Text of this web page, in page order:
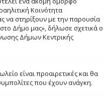
Κοινότητα
να στηρίξουν με την παρουσία
Δήμο μας», δήλωσε σχετικά ο
Δήμων Κεντρικής
είναι προαιρετικές και θα
που έχουν ανάγκη.